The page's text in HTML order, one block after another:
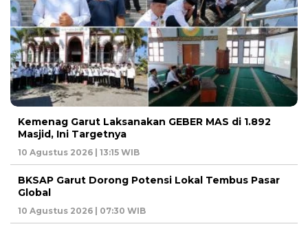
Kemenag Garut Laksanakan GEBER MAS di 1.892
Masjid, Ini Targetnya
10 Agustus 2026 | 13:15 WIB
BKSAP Garut Dorong Potensi Lokal Tembus Pasar
Global
10 Agustus 2026 | 07:30 WIB